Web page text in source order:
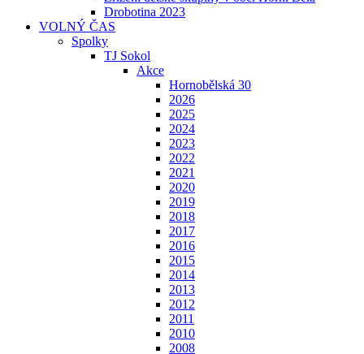
Drobotina 2023
VOLNÝ ČAS
Spolky
TJ Sokol
Akce
Hornobělská 30
2026
2025
2024
2023
2022
2021
2020
2019
2018
2017
2016
2015
2014
2013
2012
2011
2010
2008